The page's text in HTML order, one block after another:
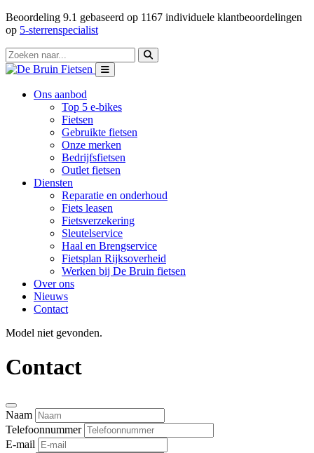
Beoordeling 9.1 gebaseerd op 1167 individuele klantbeoordelingen
op 5-sterrenspecialist
Ons aanbod
Top 5 e-bikes
Fietsen
Gebruikte fietsen
Onze merken
Bedrijfsfietsen
Outlet fietsen
Diensten
Reparatie en onderhoud
Fiets leasen
Fietsverzekering
Sleutelservice
Haal en Brengservice
Fietsplan Rijksoverheid
Werken bij De Bruin fietsen
Over ons
Nieuws
Contact
Model niet gevonden.
Contact
Naam
Telefoonnummer
E-mail